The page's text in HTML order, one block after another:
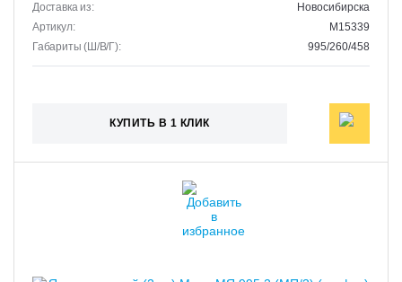
Доставка из:
Новосибирска
Артикул:
M15339
Габариты (Ш/В/Г):
995/260/458
КУПИТЬ В 1 КЛИК